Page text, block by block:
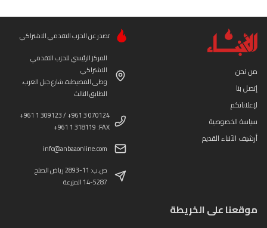
من نحن
إتصل بنا
لإعلاناتكم
سياسة الخصوصية
أرشيف الأنباء القديم
تصدر عن الحزب التقدمي الاشتراكي
المركز الرئيسي للحزب التقدمي
الاشتراكي
وطى المصيطبة، شارع جبل العرب،
الطابق الثالث
+961 1 309123 / +961 3 070124
+961 1 318119 :FAX
info@anbaaonline.com
ص.ب: 11-2893 رياض الصلح
14-5287 المزرعة
موقعنا على الخريطة